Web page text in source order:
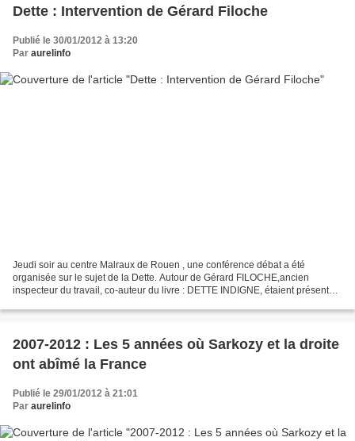
Dette : Intervention de Gérard Filoche
Publié le 30/01/2012 à 13:20
Par aurelinfo
Jeudi soir au centre Malraux de Rouen , une conférence débat a été
organisée sur le sujet de la Dette. Autour de Gérard FILOCHE,ancien
inspecteur du travail, co-auteur du livre : DETTE INDIGNE, étaient présents
2007-2012 : Les 5 années où Sarkozy et la droite
ont abîmé la France
Publié le 29/01/2012 à 21:01
Par aurelinfo